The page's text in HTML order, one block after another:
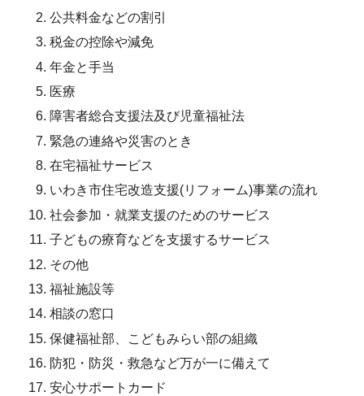
公共料金などの割引
税金の控除や減免
年金と手当
医療
障害者総合支援法及び児童福祉法
緊急の連絡や災害のとき
在宅福祉サービス
いわき市住宅改造支援(リフォーム)事業の流れ
社会参加・就業支援のためのサービス
子どもの療育などを支援するサービス
その他
福祉施設等
相談の窓口
保健福祉部、こどもみらい部の組織
防犯・防災・救急など万が一に備えて
安心サポートカード